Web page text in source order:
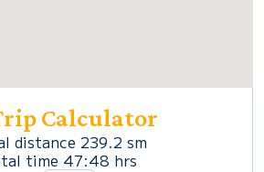
Calculator
distance 239.2 sm
time 47:48 hrs